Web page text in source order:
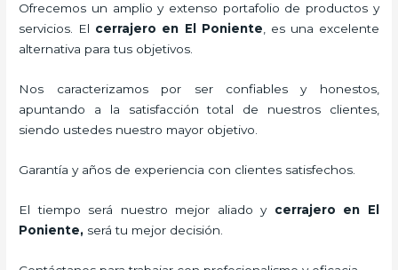
Ofrecemos un amplio y extenso portafolio de productos y
servicios. El cerrajero en El Poniente , es una excelente
alternativa para tus objetivos.
Nos caracterizamos por ser confiables y honestos,
apuntando a la satisfacción total de nuestros clientes,
siendo ustedes nuestro mayor objetivo.
Garantía y años de experiencia con clientes satisfechos.
El tiempo será nuestro mejor aliado y cerrajero en El
Poniente, será tu mejor decisión.